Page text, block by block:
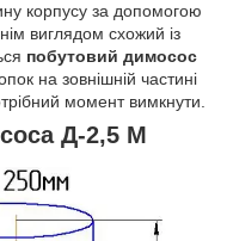
корпусу за допомогою
виглядом схожий із
побутовий димосос
на зовнішній частині
момент вимкнути.
Д-2,5 М